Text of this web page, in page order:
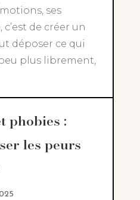
ses
de créer un
déposer ce qui
plus librement,
phobies :
les peurs